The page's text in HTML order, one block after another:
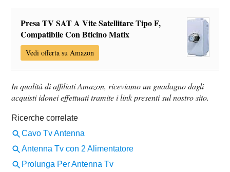
Presa TV SAT A Vite Satellitare Tipo F,
Compatibile Con Bticino Matix
Vedi offerta su Amazon
In qualità di affiliati Amazon, riceviamo un guadagno dagli
acquisti idonei effettuati tramite i link presenti sul nostro sito.